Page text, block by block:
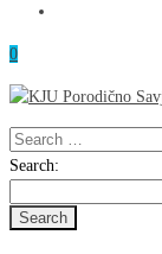
0
Search
for:
Search
Search: